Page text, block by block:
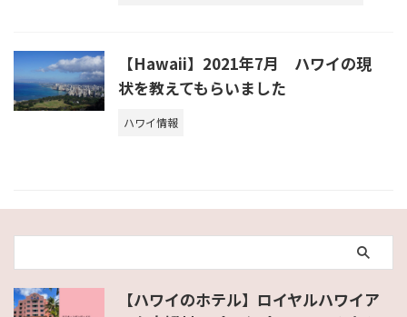
【Hawaii】2021年7月 ハワイの現
状を教えてもらいました
ハワイ情報
【ハワイのホテル】ロイヤルハワイア